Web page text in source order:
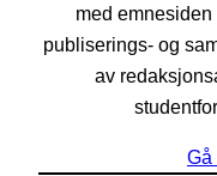
med
publiserings- og
av
Gå